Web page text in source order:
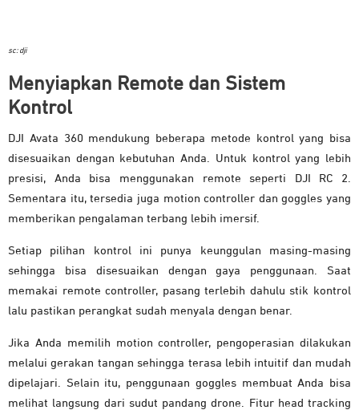
sc: dji
Menyiapkan Remote dan Sistem
Kontrol
DJI Avata 360 mendukung beberapa metode kontrol yang bisa
disesuaikan dengan kebutuhan Anda. Untuk kontrol yang lebih
presisi, Anda bisa menggunakan remote seperti DJI RC 2.
Sementara itu, tersedia juga motion controller dan goggles yang
memberikan pengalaman terbang lebih imersif.
Setiap pilihan kontrol ini punya keunggulan masing-masing
sehingga bisa disesuaikan dengan gaya penggunaan. Saat
memakai remote controller, pasang terlebih dahulu stik kontrol
lalu pastikan perangkat sudah menyala dengan benar.
Jika Anda memilih motion controller, pengoperasian dilakukan
melalui gerakan tangan sehingga terasa lebih intuitif dan mudah
dipelajari. Selain itu, penggunaan goggles membuat Anda bisa
melihat langsung dari sudut pandang drone. Fitur head tracking